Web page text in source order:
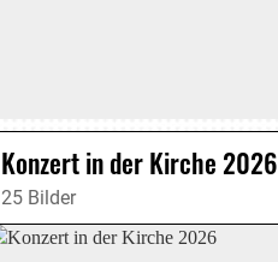
Konzert in der Kirche 2026
25 Bilder